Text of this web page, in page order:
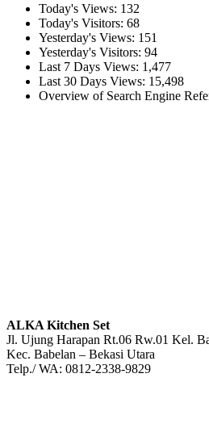
Today's Views: 132
Today's Visitors: 68
Yesterday's Views: 151
Yesterday's Visitors: 94
Last 7 Days Views: 1,477
Last 30 Days Views: 15,498
Overview of Search Engine
ALKA Kitchen Set
Jl. Ujung Harapan Rt.06 Rw.01 Kel.
Kec. Babelan – Bekasi Utara
Telp./ WA: 0812-2338-9829